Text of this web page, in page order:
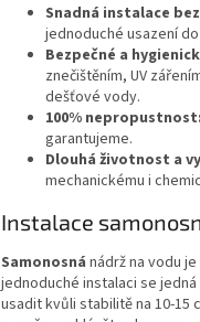
Snadná instalace
jednoduché usazení
Bezpečné a
znečištěním, UV
dešťové vody.
100% nepropustnost:
garantujeme.
Dlouhá životnost a
mechanickému i
Instalace
Samonosná nádrž na vodu
jednoduché instalaci se
usadit kvůli stabilitě na 10-15